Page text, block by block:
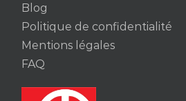
Blog
Politique de confidentialité
Mentions légales
FAQ